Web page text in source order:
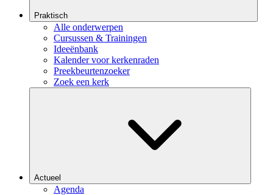
Praktisch
Alle onderwerpen
Cursussen & Trainingen
Ideeënbank
Kalender voor kerkenraden
Preekbeurtenzoeker
Zoek een kerk
Actueel
Agenda